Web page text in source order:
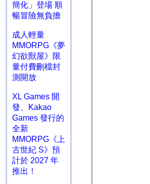
簡化」登場 順
暢冒險無負擔
成人輕量
MMORPG《夢
幻欲獸屋》限
量付費刪檔封
測開放
XL Games 開
發、Kakao
Games 發行的
全新
MMORPG《上
古世紀 S》預
計於 2027 年
推出！